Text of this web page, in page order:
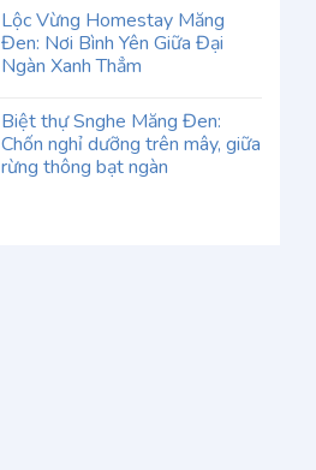
Lộc Vừng Homestay Măng
Đen: Nơi Bình Yên Giữa Đại
Ngàn Xanh Thẳm
Biệt thự Snghe Măng Đen:
Chốn nghỉ dưỡng trên mây, giữa
rừng thông bạt ngàn